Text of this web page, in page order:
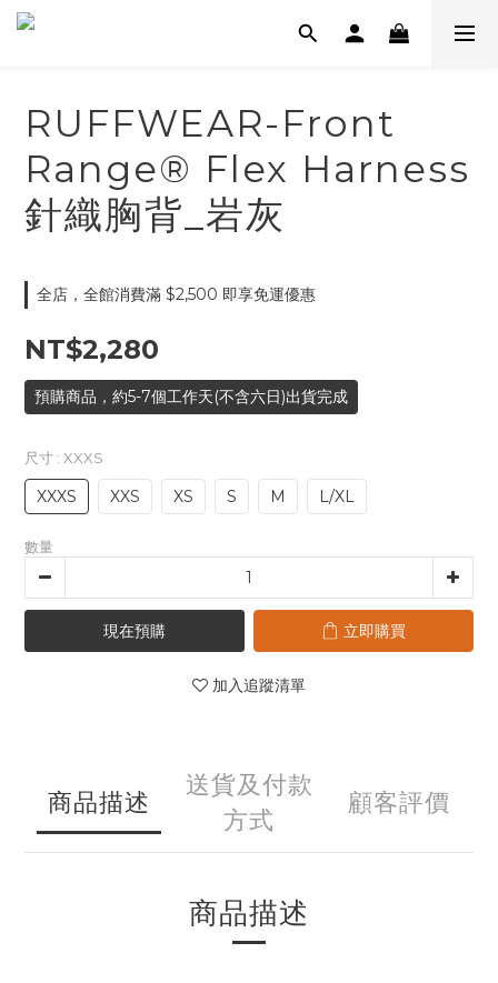
RUFFWEAR-Front
Range® Flex Harness
針織胸背_岩灰
全店，全館消費滿 $2,500 即享免運優惠
NT$2,280
預購商品，約5-7個工作天(不含六日)出貨完成
尺寸 : XXXS
XXXS XXS XS S M L/XL
數量
現在預購 立即購買
加入追蹤清單
商品描述
送貨及付款
方式
顧客評價
商品描述